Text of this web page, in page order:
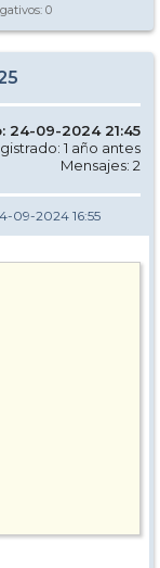
0
24-09-2024 21:45
1 año antes
Mensajes: 2
09-2024 16:55